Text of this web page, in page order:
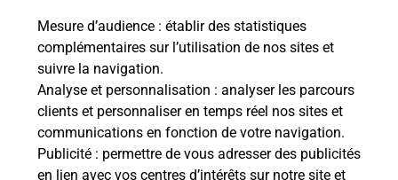
Mesure d’audience : établir des statistiques
complémentaires sur l’utilisation de nos sites et
suivre la navigation.
Analyse et personnalisation : analyser les parcours
clients et personnaliser en temps réel nos sites et
communications en fonction de votre navigation.
Publicité : permettre de vous adresser des publicités
en lien avec vos centres d’intérêts sur notre site et
Collecte du courrier aujourd'hui à 08h30
28 Route De La Sablere
40380 Saint Geours D Auribat
Itinéraire